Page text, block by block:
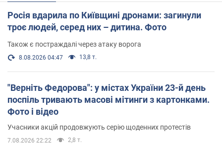
Росія вдарила по Київщині дронами: загинули
троє людей, серед них – дитина. Фото
Також є постраждалі через атаку ворога
8.08.2026 04:47 13,8 т.
"Верніть Федорова": у містах України 23-й день
поспіль тривають масові мітинги з картонками.
Фото і відео
Учасники акцій продовжують серію щоденних протестів
7.08.2026 22:22 2,8 т.